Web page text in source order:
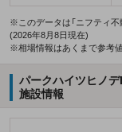
※このデータは「ニフティ不
(2026年8月8日現在)
※相場情報はあくまで参考
パークハイツヒノ
施設情報